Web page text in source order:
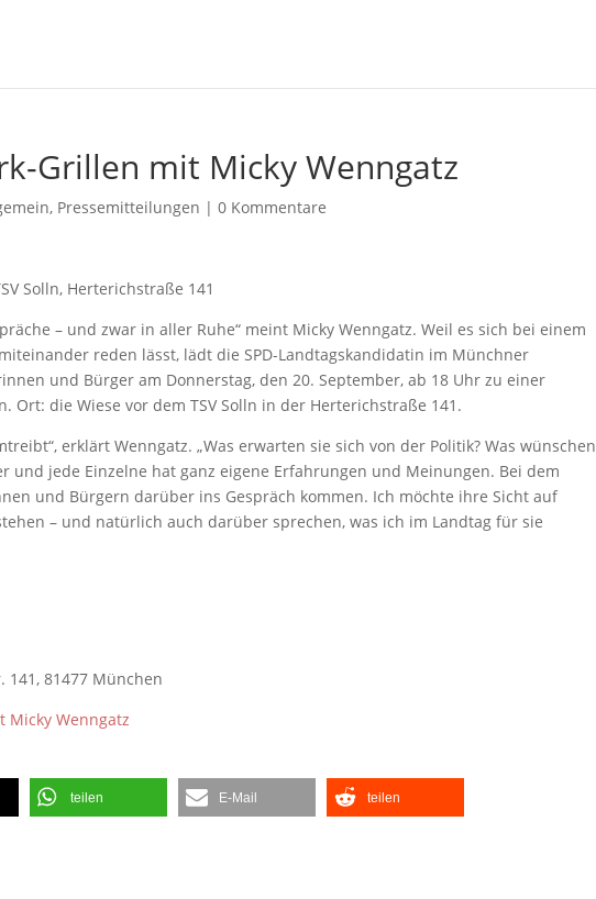
Grillen mit Micky Wenngatz
, Pressemitteilungen |0 Kommentare
Solln, Herterichstraße 141
– und zwar in aller Ruhe“ meint Micky Wenngatz. Weil es sich bei einem
reden lässt, lädt die SPD-Landtagskandidatin im Münchner
und Bürger am Donnerstag, den 20. September, ab 18 Uhr zu einer
Ort: die Wiese vor dem TSV Solln in der Herterichstraße 141.
erklärt Wenngatz. „Was erwarten sie sich von der Politik? Was wünschen
und jede Einzelne hat ganz eigene Erfahrungen und Meinungen. Bei dem
und Bürgern darüber ins Gespräch kommen. Ich möchte ihre Sicht auf
– und natürlich auch darüber sprechen, was ich im Landtag für sie
141, 81477 München
Micky Wenngatz
teilen E-Mail teilen